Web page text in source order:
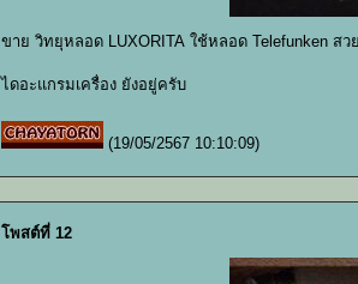
ขาย วิทยุหลอด LUXORITA ใช้หลอด Telefunken ส
ไดอะแกรมเครื่อง ยังอยู่ครับ
(19/05/2567 10:10:09)
โพสต์ที่ 12